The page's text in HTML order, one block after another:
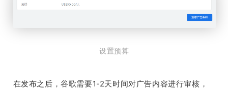
设置预算
在发布之后，谷歌需要1-2天时间对广告内容进行审核，